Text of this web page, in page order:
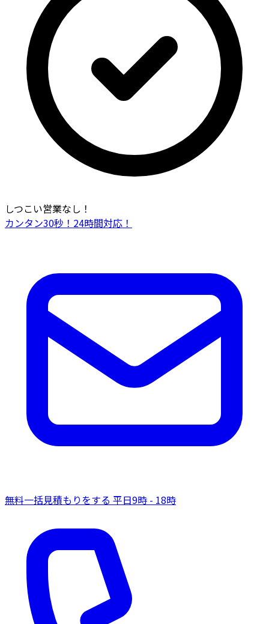
しつこい営業なし！
カンタン30秒！24時間対応！
無料一括見積もりをする 平日9時 - 18時